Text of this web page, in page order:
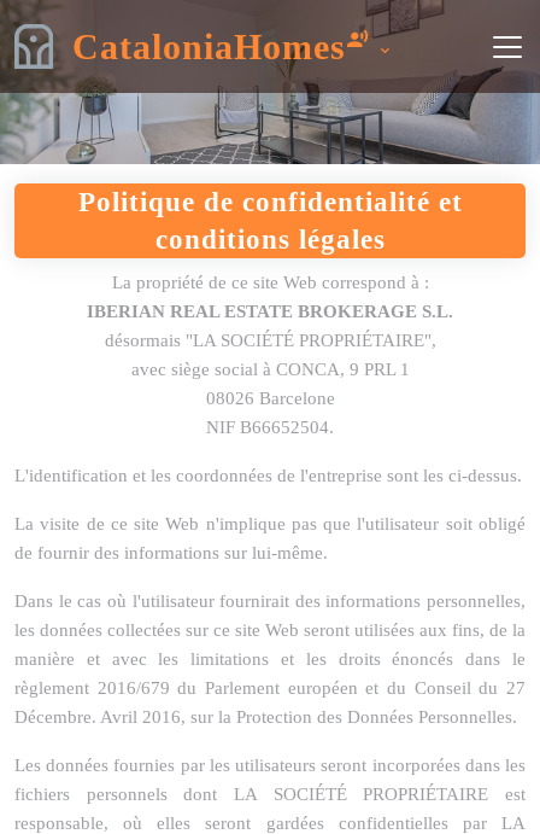
CataloniaHomes
Politique de confidentialité et
conditions légales
La propriété de ce site Web correspond à :
IBERIAN REAL ESTATE BROKERAGE S.L.
désormais "LA SOCIÉTÉ PROPRIÉTAIRE",
avec siège social à CONCA, 9 PRL 1
08026 Barcelone
NIF B66652504.
L'identification et les coordonnées de l'entreprise sont les ci-dessus.
La visite de ce site Web n'implique pas que l'utilisateur soit obligé
de fournir des informations sur lui-même.
Dans le cas où l'utilisateur fournirait des informations personnelles,
les données collectées sur ce site Web seront utilisées aux fins, de la
manière et avec les limitations et les droits énoncés dans le
règlement 2016/679 du Parlement européen et du Conseil du 27
Décembre. Avril 2016, sur la Protection des Données Personnelles.
Les données fournies par les utilisateurs seront incorporées dans les
fichiers personnels dont LA SOCIÉTÉ PROPRIÉTAIRE est
responsable, où elles seront gardées confidentielles par LA